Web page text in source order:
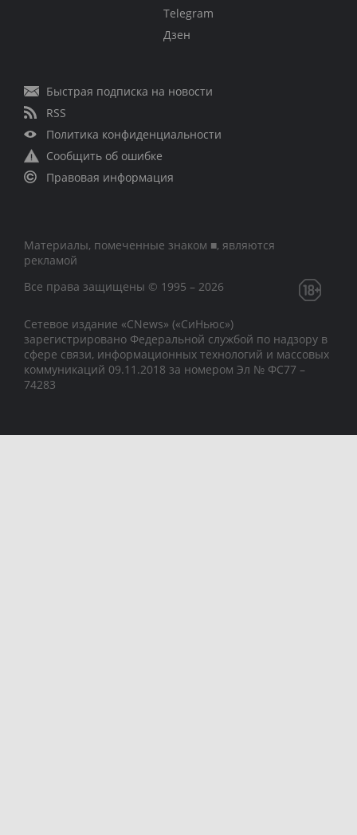
Telegram
Дзен
Быстрая подписка на новости
RSS
Политика конфиденциальности
Сообщить об ошибке
Правовая информация
Материалы, помеченные знаком ■, являются
рекламой
Все права защищены © 1995 – 2026
Сетевое издание «CNews» («СиНьюс»)
зарегистрировано Федеральной службой по надзору в
сфере связи, информационных технологий и массовых
коммуникаций 09.11.2018 за номером Эл № ФС77 –
74283